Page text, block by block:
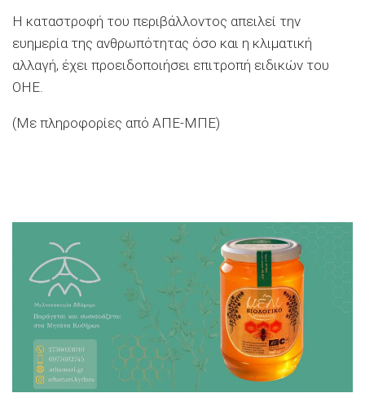
Η καταστροφή του περιβάλλοντος απειλεί την
ευημερία της ανθρωπότητας όσο και η κλιματική
αλλαγή, έχει προειδοποιήσει επιτροπή ειδικών του
ΟΗΕ.
(Με πληροφορίες από ΑΠΕ-ΜΠΕ)